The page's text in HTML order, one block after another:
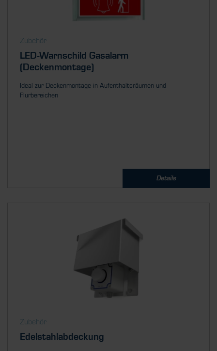
Zubehör
LED-Warnschild Gasalarm
(Deckenmontage)
Ideal zur Deckenmontage in Aufenthaltsräumen und
Flurbereichen
Details
Zubehör
Edelstahlabdeckung